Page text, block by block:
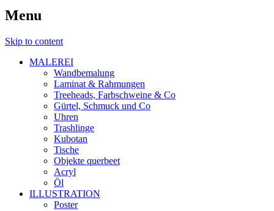
Menu
Skip to content
MALEREI
Wandbemalung
Laminat & Rahmungen
Treeheads, Farbschweine & Co
Gürtel, Schmuck und Co
Uhren
Trashlinge
Kubotan
Tische
Objekte querbeet
Acryl
Öl
ILLUSTRATION
Poster